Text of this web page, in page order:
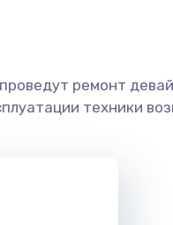
ремонт
техники